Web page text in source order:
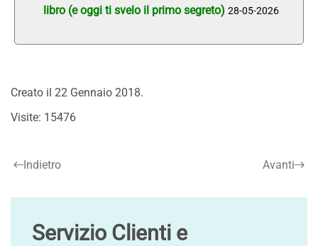
libro (e oggi ti svelo il primo segreto) 28-05-2026
Creato il 22 Gennaio 2018.
Visite: 15476
Indietro Avanti
Servizio Clienti e